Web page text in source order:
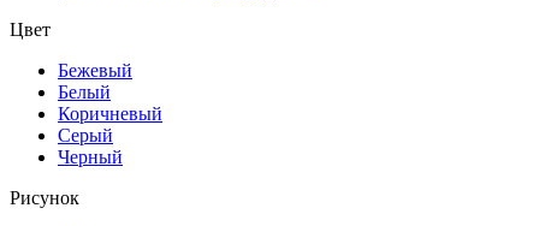
Цвет
Бежевый
Белый
Коричневый
Серый
Черный
Рисунок